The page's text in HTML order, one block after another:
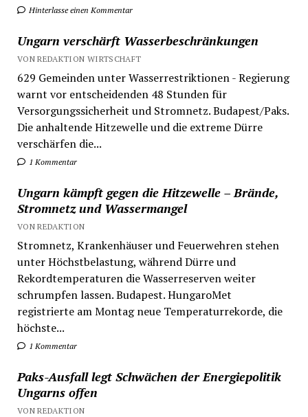
Hinterlasse einen Kommentar
Ungarn verschärft Wasserbeschränkungen
VON REDAKTION WIRTSCHAFT
629 Gemeinden unter Wasserrestriktionen - Regierung
warnt vor entscheidenden 48 Stunden für
Versorgungssicherheit und Stromnetz. Budapest/Paks.
Die anhaltende Hitzewelle und die extreme Dürre
verschärfen die...
1 Kommentar
Ungarn kämpft gegen die Hitzewelle – Brände,
Stromnetz und Wassermangel
VON REDAKTION
Stromnetz, Krankenhäuser und Feuerwehren stehen
unter Höchstbelastung, während Dürre und
Rekordtemperaturen die Wasserreserven weiter
schrumpfen lassen. Budapest. HungaroMet
registrierte am Montag neue Temperaturrekorde, die
höchste...
1 Kommentar
Paks-Ausfall legt Schwächen der Energiepolitik
Ungarns offen
VON REDAKTION